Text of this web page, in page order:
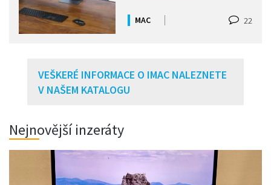
MAC 22
VEŠKERÉ INFORMACE O IMAC NALEZNETE
V NAŠEM KATALOGU
Nejnovější inzeráty